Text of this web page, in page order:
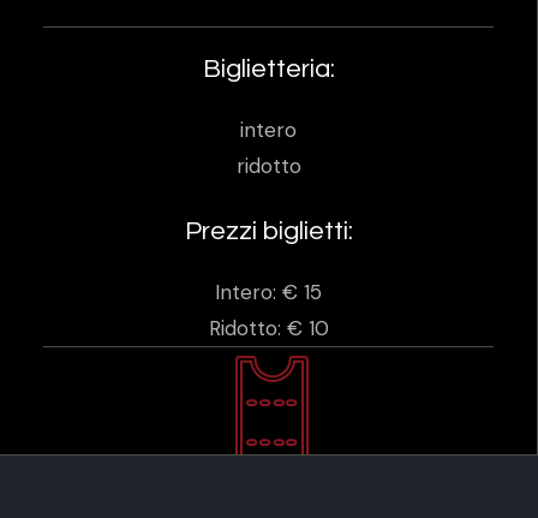
Biglietteria:
intero
ridotto
Prezzi biglietti:
Intero: € 15
Ridotto: € 10